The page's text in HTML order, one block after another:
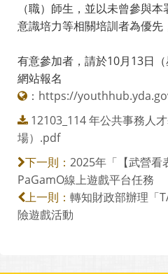
（職）師生，並以未曾參與
意識培力等相關培訓者為優先
有意參加者，請於10月13日
網站報名
： https://
12103_114 年公共事務人
場）.pdf
下一則： 2025年「【武營看
PaGamO線上遊戲平台任務
上一則： 轉知財政部辦理「
險遊戲活動